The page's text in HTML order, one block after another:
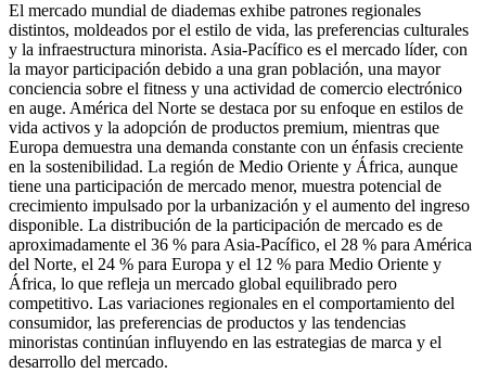
El mercado mundial de diademas exhibe patrones regionales
distintos, moldeados por el estilo de vida, las preferencias culturales
y la infraestructura minorista. Asia-Pacífico es el mercado líder, con
la mayor participación debido a una gran población, una mayor
conciencia sobre el fitness y una actividad de comercio electrónico
en auge. América del Norte se destaca por su enfoque en estilos de
vida activos y la adopción de productos premium, mientras que
Europa demuestra una demanda constante con un énfasis creciente
en la sostenibilidad. La región de Medio Oriente y África, aunque
tiene una participación de mercado menor, muestra potencial de
crecimiento impulsado por la urbanización y el aumento del ingreso
disponible. La distribución de la participación de mercado es de
aproximadamente el 36 % para Asia-Pacífico, el 28 % para América
del Norte, el 24 % para Europa y el 12 % para Medio Oriente y
África, lo que refleja un mercado global equilibrado pero
competitivo. Las variaciones regionales en el comportamiento del
consumidor, las preferencias de productos y las tendencias
minoristas continúan influyendo en las estrategias de marca y el
desarrollo del mercado.